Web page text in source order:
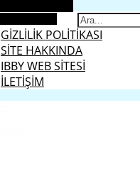
GİZLİLİK POLİTİKASI
SİTE HAKKINDA
IBBY WEB SİTESİ
İLETİŞİM